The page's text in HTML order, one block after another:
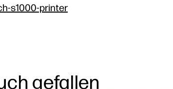
s1000-printer
gefallen